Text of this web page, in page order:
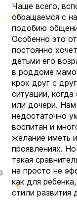
Чаще всего,
обращаемся с
подобию
Особенно это
постоянно
детьми его
в роддоме
крох друг с
ситуации,
или дочери. Нам
недостаточно
воспитан и
желание иметь
проявлениях.
такая
не просто не
как для
стили развития